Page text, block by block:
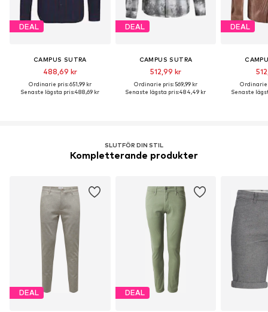
DEAL
CAMPUS SUTRA
488,69 kr
Ordinarie pris: 651,99 kr
Senaste lägsta pris:488,69 kr
DEAL
CAMPUS SUTRA
512,99 kr
Ordinarie pris: 569,99 kr
Senaste lägsta pris:484,49 kr
DEAL
Ordinarie
Senaste
SLUTFÖR DIN STIL
Kompletterande produkter
DEAL DEAL